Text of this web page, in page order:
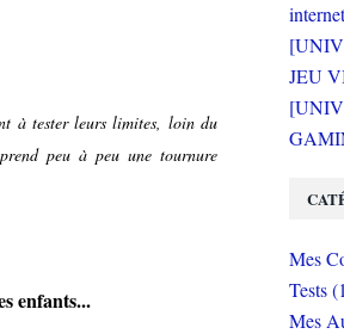
à tester leurs limites, loin du
peu à peu une tournure
enfants...
JEU
Mes
Tests
Mes